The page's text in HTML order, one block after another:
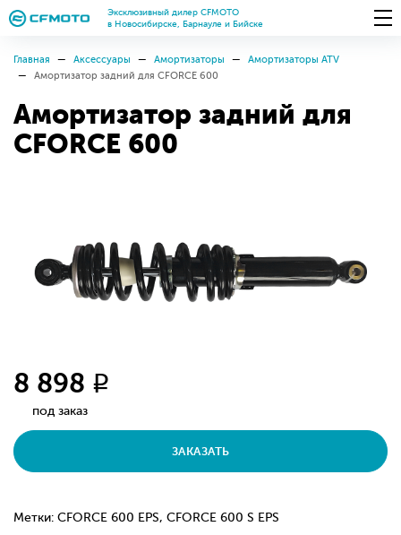
Эксклюзивный дилер CFMOTO
в Новосибирске, Барнауле и Бийске
Главная Аксессуары Амортизаторы
Амортизаторы ATV
Амортизатор задний для CFORCE 600
Амортизатор задний для
CFORCE 600
8 898 q
под заказ
ЗАКАЗАТЬ
Метки: CFORCE 600 EPS, CFORCE 600 S EPS